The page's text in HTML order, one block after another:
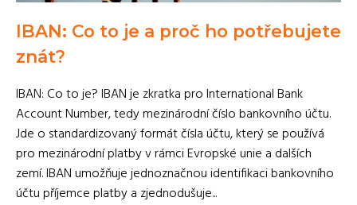
IBAN: Co to je a proč ho potřebujete
znát?
IBAN: Co to je? IBAN je zkratka pro International Bank
Account Number, tedy mezinárodní číslo bankovního účtu.
Jde o standardizovaný formát čísla účtu, který se používá
pro mezinárodní platby v rámci Evropské unie a dalších
zemí. IBAN umožňuje jednoznačnou identifikaci bankovního
účtu příjemce platby a zjednodušuje...